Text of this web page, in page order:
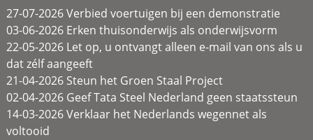
27-07-2026 Verbied voertuigen bij een demonstratie
03-06-2026 Erken thuisonderwijs als onderwijsvorm
22-05-2026 Let op, u ontvangt alleen e-mail van ons als u
dat zélf aangeeft
21-04-2026 Steun het Groen Staal Project
02-04-2026 Geef Tata Steel Nederland geen staatssteun
14-03-2026 Verklaar het Nederlands wegennet als
voltooid